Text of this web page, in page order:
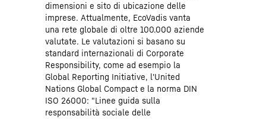
dimensioni e sito di ubicazione delle
imprese. Attualmente, EcoVadis vanta
una rete globale di oltre 100.000 aziende
valutate. Le valutazioni si basano su
standard internazionali di Corporate
Responsibility, come ad esempio la
Global Reporting Initiative, l'United
Nations Global Compact e la norma DIN
ISO 26000: "Linee guida sulla
responsabilità sociale delle